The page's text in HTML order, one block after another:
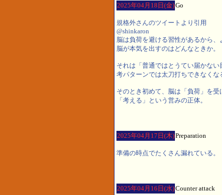
2025年04月18日(金)Go
規格外さんのツイートより引用
@shinkaron
脳は負荷を避ける習性があるから
脳が本気を出すのはどんなときか。
それは「普通ではとうてい届かな
考パターンでは太刀打ちできなくな
そのとき初めて、脳は「負荷」を
「考える」という営みの正体。
2025年04月17日(木)Preparation
準備の時点でたくさん漏れている。
2025年04月16日(水)Counter attack